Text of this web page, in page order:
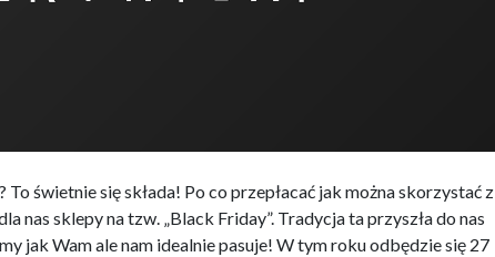
świetnie się składa! Po co przepłacać jak można skorzystać z
nas sklepy na tzw. „Black Friday”. Tradycja ta przyszła do nas
jak Wam ale nam idealnie pasuje! W tym roku odbędzie się 27